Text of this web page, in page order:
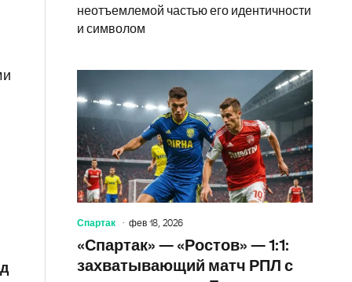
неотъемлемой частью его идентичности
и символом
Спартак фев 18, 2026
«Спартак» — «Ростов» — 1:1:
захватывающий матч РПЛ с